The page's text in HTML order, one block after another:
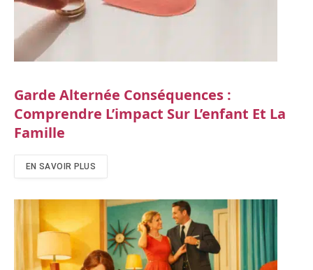
Garde Alternée Conséquences :
Comprendre L’impact Sur L’enfant Et La
Famille
EN SAVOIR PLUS